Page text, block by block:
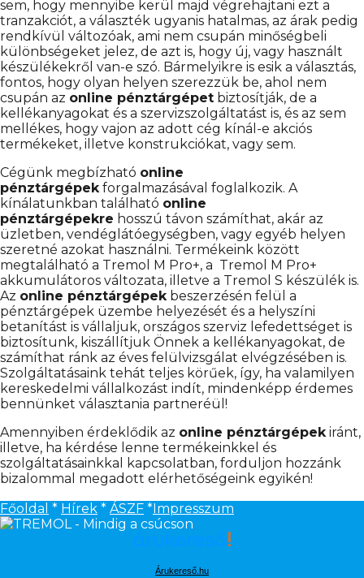
sem, hogy mennyibe kerül majd végrehajtani ezt a
tranzakciót, a választék ugyanis hatalmas, az árak pedig
rendkívül változóak, ami nem csupán minőségbeli
különbségeket jelez, de azt is, hogy új, vagy használt
készülékekről van-e szó. Bármelyikre is esik a választás,
fontos, hogy olyan helyen szerezzük be, ahol nem
csupán az online pénztárgépet biztosítják, de a
kellékanyagokat és a szervizszolgáltatást is, és az sem
mellékes, hogy vajon az adott cég kínál-e akciós
termékeket, illetve konstrukciókat, vagy sem.
Cégünk megbízható online
pénztárgépekforgalmazásával foglalkozik. A
kínálatunkban található online
pénztárgépekre hosszú távon számíthat, akár az
üzletben, vendéglátóegységben, vagy egyéb helyen
szeretné azokat használni. Termékeink között
megtalálható a Tremol M Pro+, a Tremol M Pro+
akkumulátoros változata, illetve a Tremol S készülék is.
Az online pénztárgépekbeszerzésén felül a
pénztárgépek üzembe helyezését és a helyszíni
betanítást is vállaljuk, országos szerviz lefedettséget is
biztosítunk, kiszállítjuk Önnek a kellékanyagokat, de
számíthat ránk az éves felülvizsgálat elvégzésében is.
Szolgáltatásaink tehát teljes körűek, így, ha valamilyen
kereskedelmi vállalkozást indít, mindenképp érdemes
bennünket választania partneréül!
Amennyiben érdeklődik az online pénztárgépekiránt,
illetve, ha kérdése lenne termékeinkkel és
szolgáltatásainkkal kapcsolatban, forduljon hozzánk
bizalommal megadott elérhetőségeink egyikén!
Főoldal * Hírek * ÁSZF *Impresszum
Árukereső.hu